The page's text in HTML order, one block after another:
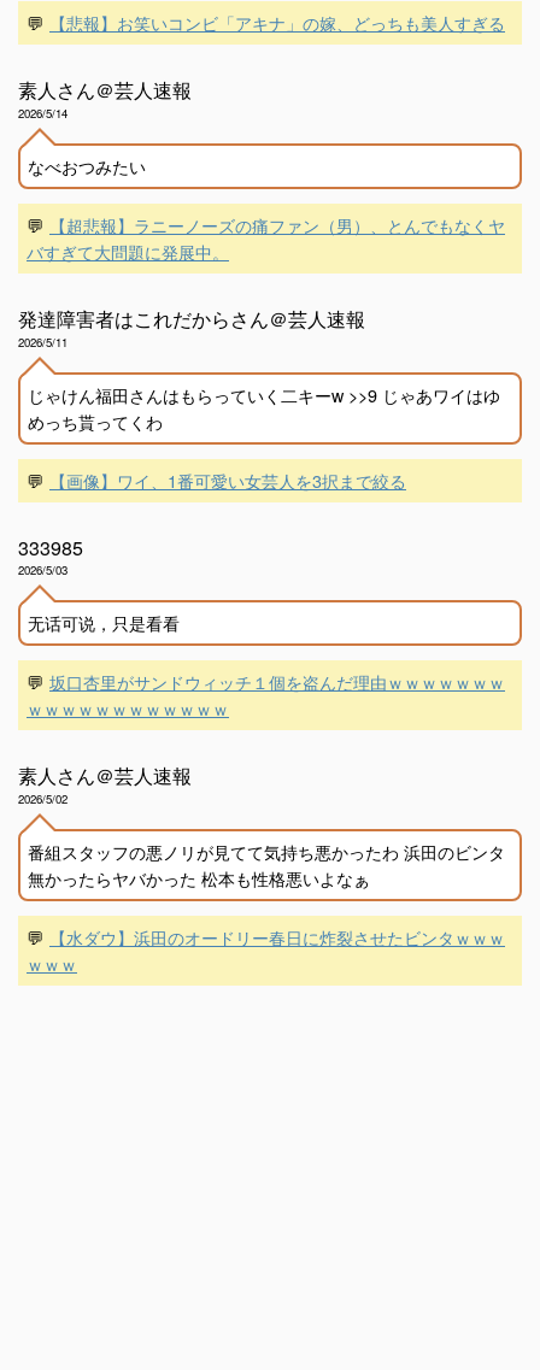
💬 【悲報】お笑いコンビ「アキナ」の嫁、どっちも美人すぎる
素人さん＠芸人速報
2026/5/14
なべおつみたい
💬
【超悲報】ラニーノーズの痛ファン（男）、とんでもなくヤ
バすぎて大問題に発展中。
発達障害者はこれだからさん＠芸人速報
2026/5/11
じゃけん福田さんはもらっていく二キーw >>9 じゃあワイはゆ
めっち貰ってくわ
💬 【画像】ワイ、1番可愛い女芸人を3択まで絞る
333985
2026/5/03
无话可说，只是看看
💬 坂口杏里がサンドウィッチ１個を盗んだ理由ｗｗｗｗｗｗｗ
ｗｗｗｗｗｗｗｗｗｗｗｗ
素人さん＠芸人速報
2026/5/02
番組スタッフの悪ノリが見てて気持ち悪かったわ 浜田のビンタ
無かったらヤバかった 松本も性格悪いよなぁ
💬
【水ダウ】浜田のオードリー春日に炸裂させたビンタｗｗｗ
ｗｗｗ